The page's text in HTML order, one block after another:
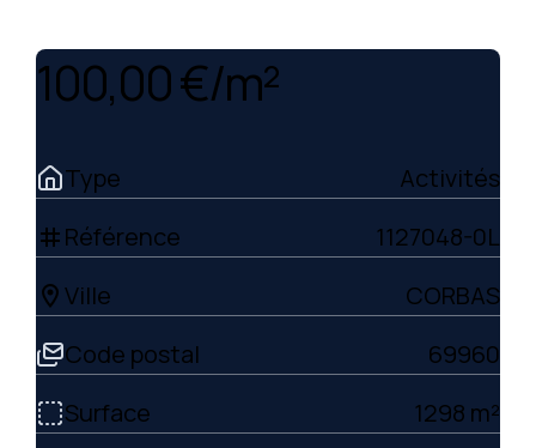
100,00 €/m²
Type Activités
tag Référence 1127048-0L
location_on Ville
CORBAS
Code postal
69960
Surface
1298 m²